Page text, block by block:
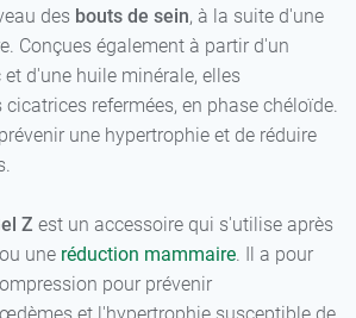
des bouts de sein, à la suite d'une
Conçues également à partir d'un
d'une huile minérale, elles
refermées, en phase chéloïde.
une hypertrophie et de réduire
Z est un accessoire qui s'utilise après
une réduction mammaire. Il a pour
pour prévenir